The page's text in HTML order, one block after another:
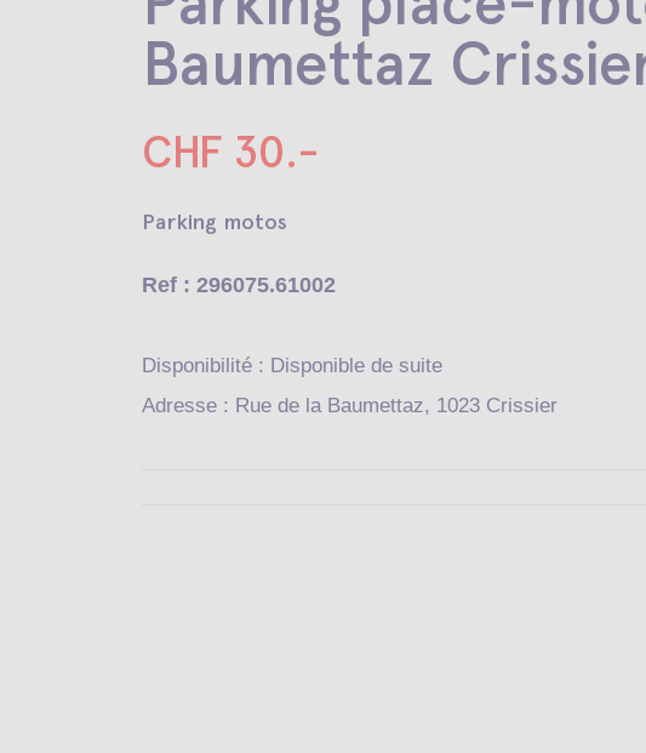
Baumettaz
CHF 30.-
Parking motos
Ref : 296075.61002
Disponibilité : Disponible de suite
Adresse : Rue de la Baumettaz, 1023 Crissier